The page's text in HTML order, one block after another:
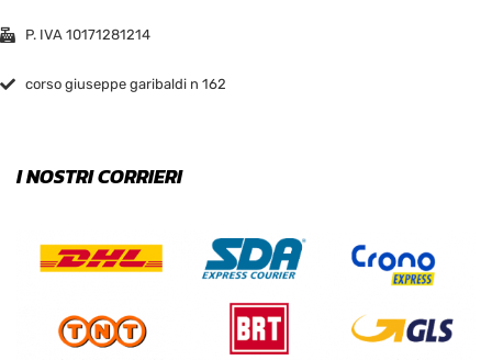
P. IVA 10171281214
corso giuseppe garibaldi n 162
I NOSTRI CORRIERI